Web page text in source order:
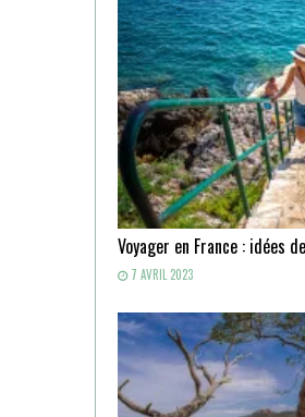
Voyager en France : idées
7 AVRIL 2023